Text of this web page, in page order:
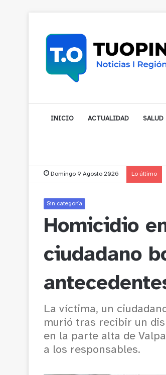
INICIO ACTUALIDAD SALUD
Domingo 9 Agosto 2026 Lo último
Sin categoría
Homicidio
ciudadano
La víctima, un
murió tras recibir un
en la parte alta de
a los responsables.